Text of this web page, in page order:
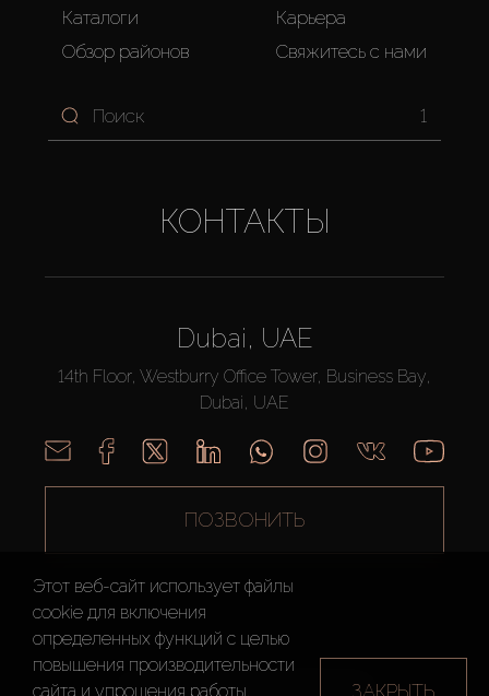
Каталоги
Обзор районов
Карьера
Свяжитесь с нами
1
КОНТАКТЫ
Dubai, UAE
14th Floor, Westburry Office Tower, Business Bay,
Dubai, UAE
ПОЗВОНИТЬ
AX CAPITAL ©2026 Все Права Защищены
Этот веб-сайт использует файлы
cookie для включения
определенных функций c целью
повышения производительности
сайта и упрощения работы.
ЗАКРЫТЬ